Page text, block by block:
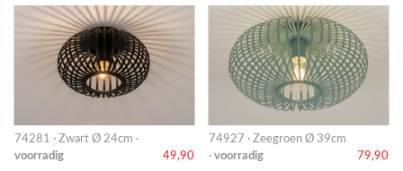
74281 · Zwart Ø 24cm ·
voorradig
49,90
74927 · Zeegroen Ø 39cm
· voorradig 79,90